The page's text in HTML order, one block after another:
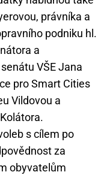
právníka a
podniku hl.
a
VŠE Jana
pro Smart Cities
Vildovou a
s cílem po
za
obyvatelům